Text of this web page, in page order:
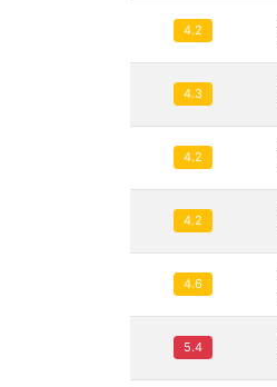
4.2
4.3
4.2
4.2
4.6
5.4